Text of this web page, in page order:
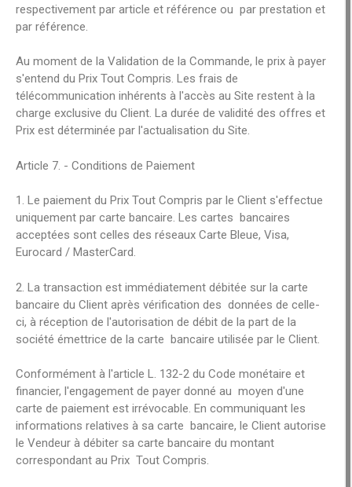
respectivement par article et référence ou par prestation et
par référence.
Au moment de la Validation de la Commande, le prix à payer
s'entend du Prix Tout Compris. Les frais de
télécommunication inhérents à l'accès au Site restent à la
charge exclusive du Client. La durée de validité des offres et
Prix est déterminée par l'actualisation du Site.
Article 7. - Conditions de Paiement
1. Le paiement du Prix Tout Compris par le Client s'effectue
uniquement par carte bancaire. Les cartes bancaires
acceptées sont celles des réseaux Carte Bleue, Visa,
Eurocard / MasterCard.
2. La transaction est immédiatement débitée sur la carte
bancaire du Client après vérification des données de celle-
ci, à réception de l'autorisation de débit de la part de la
société émettrice de la carte bancaire utilisée par le Client.
Conformément à l'article L. 132-2 du Code monétaire et
financier, l'engagement de payer donné au moyen d'une
carte de paiement est irrévocable. En communiquant les
informations relatives à sa carte bancaire, le Client autorise
le Vendeur à débiter sa carte bancaire du montant
correspondant au Prix Tout Compris.